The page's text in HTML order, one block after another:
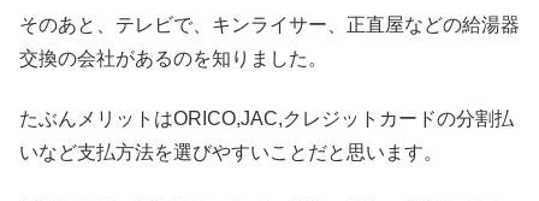
そのあと、テレビで、キンライサー、正直屋などの給湯器
交換の会社があるのを知りました。
たぶんメリットはORICO,JAC,クレジットカードの分割払
いなど支払方法を選びやすいことだと思います。